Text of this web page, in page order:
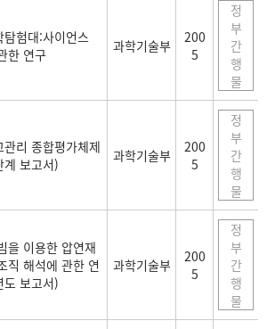
탐험대:사이언스
한 연구
과학기술부
200
5
정
부
간
행
물
관리 종합평가체제
계 보고서)
과학기술부
200
5
정
부
간
행
물
을 이용한 압연재
직 해석에 관한 연
보고서)
과학기술부
200
5
정
부
간
행
물